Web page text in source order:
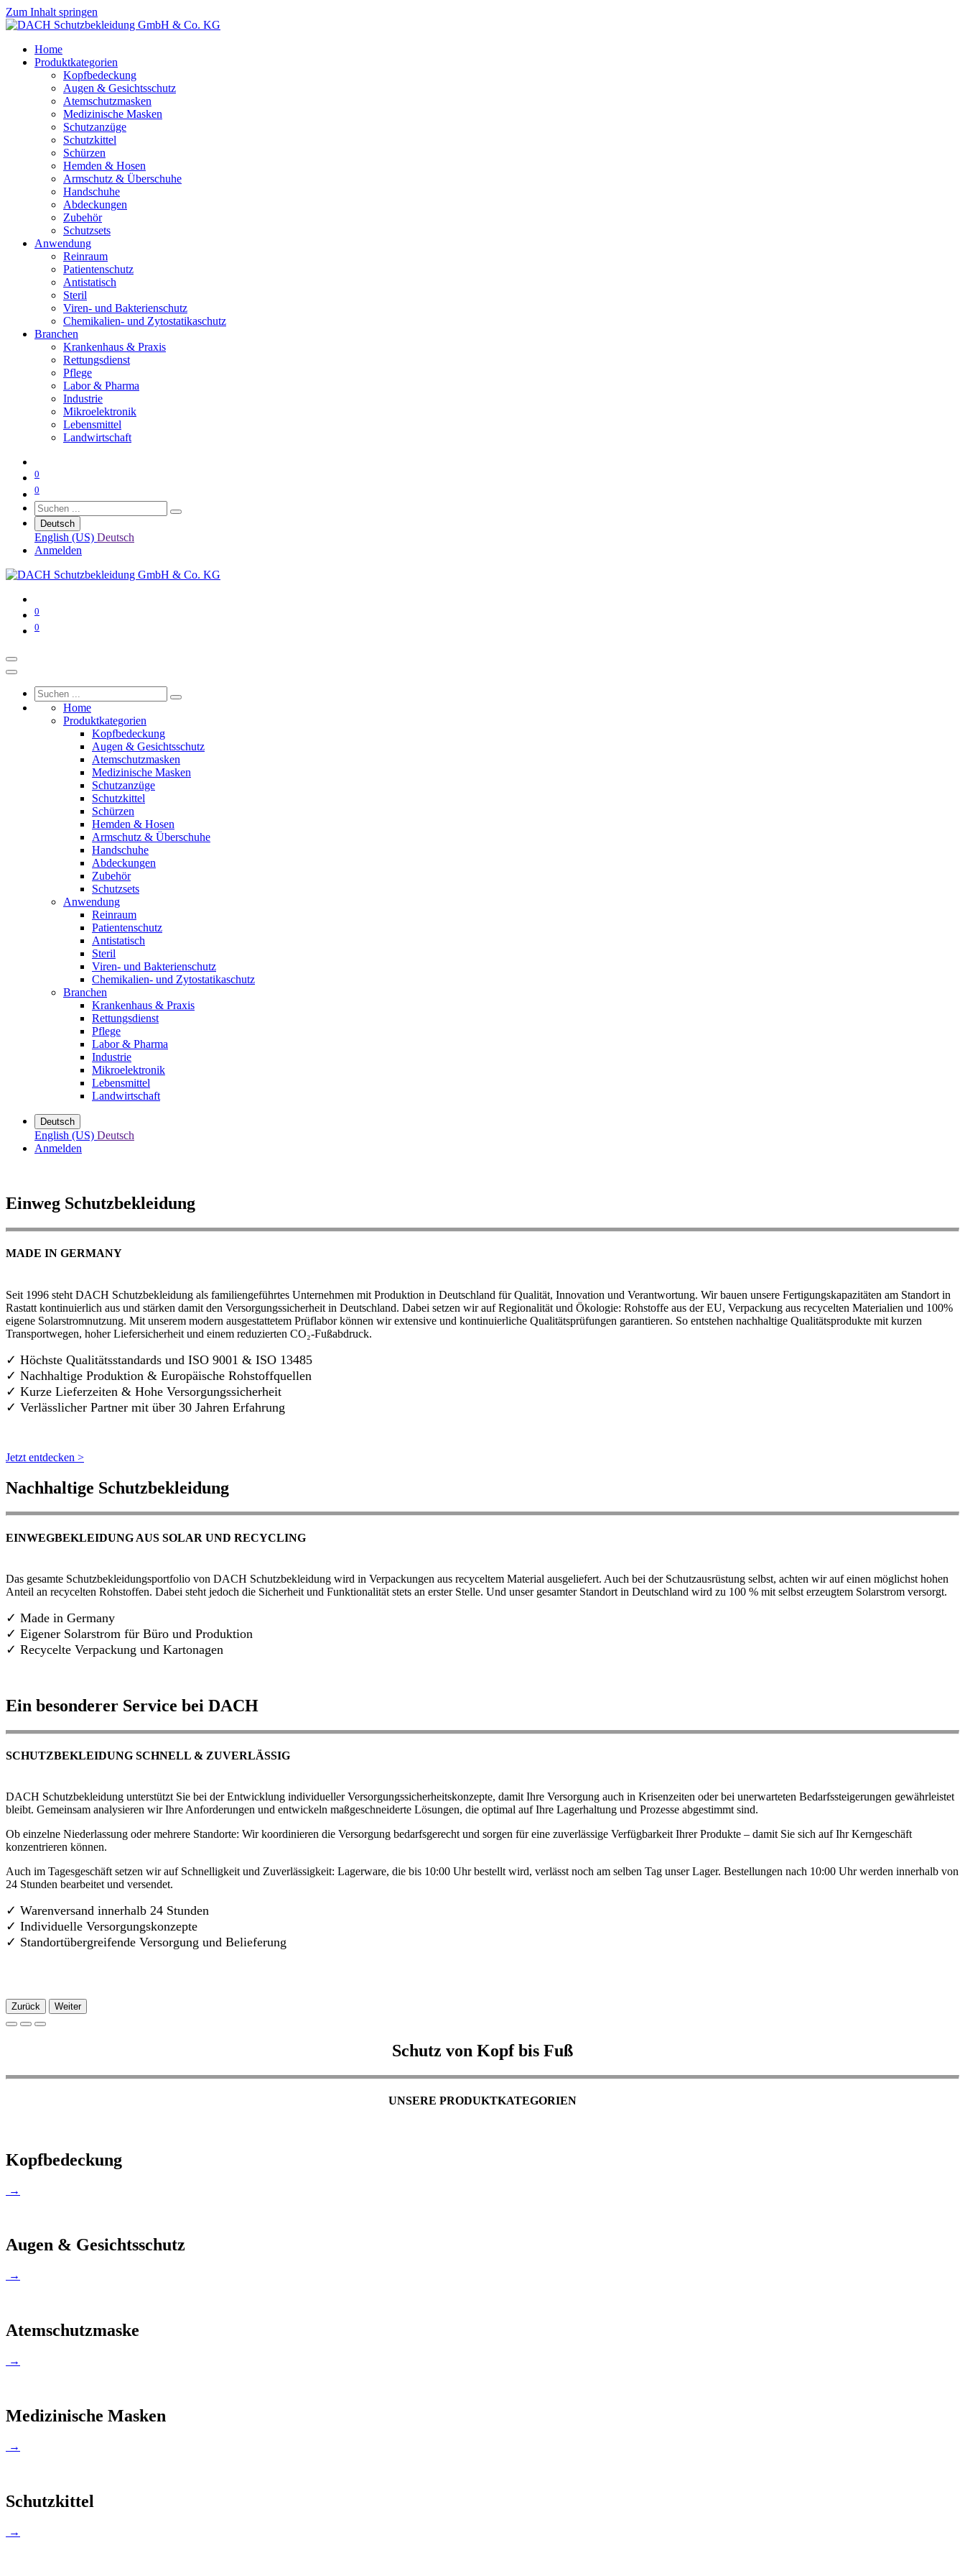
Zum Inhalt springen
Home
Produktkategorien
Kopfbedeckung
Augen & Gesichtsschutz
Atemschutzmasken
Medizinische Masken
Schutzanzüge
Schutzkittel
Schürzen
Hemden & Hosen
Armschutz & Überschuhe
Handschuhe
Abdeckungen
Zubehör
Schutzsets
Anwendung
Reinraum
Patientenschutz
Antistatisch
Steril
Viren- und Bakterienschutz
Chemikalien- und Zytostatikaschutz
Branchen
Krankenhaus & Praxis
Rettungsdienst
Pflege
Labor & Pharma
Industrie
Mikroelektronik
Lebensmittel
Landwirtschaft
0
0
Deutsch
English (US) Deutsch
Anmelden
0
0
Home
Produktkategorien
Kopfbedeckung
Augen & Gesichtsschutz
Atemschutzmasken
Medizinische Masken
Schutzanzüge
Schutzkittel
Schürzen
Hemden & Hosen
Armschutz & Überschuhe
Handschuhe
Abdeckungen
Zubehör
Schutzsets
Anwendung
Reinraum
Patientenschutz
Antistatisch
Steril
Viren- und Bakterienschutz
Chemikalien- und Zytostatikaschutz
Branchen
Krankenhaus & Praxis
Rettungsdienst
Pflege
Labor & Pharma
Industrie
Mikroelektronik
Lebensmittel
Landwirtschaft
Deutsch
English (US) Deutsch
Anmelden
Einweg Schutzbekleidung
MADE IN GERMANY
Seit 1996 steht DACH Schutzbekleidung als familiengeführtes Unternehmen mit Produktion in Deutschland für Qualität, Innovation und Verantwortung. Wir bauen unsere Fertigungskapazitäten am Standort in
Rastatt kontinuierlich aus und stärken damit den Versorgungssicherheit in Deutschland. Dabei setzen wir auf Regionalität und Ökologie: Rohstoffe aus der EU, Verpackung aus recycelten Materialien und 100%
eigene Solarstromnutzung. Mit unserem modern ausgestattetem Prüflabor können wir extensive und kontinuierliche Qualitätsprüfungen garantieren. So entstehen nachhaltige Qualitätsprodukte mit kurzen
Transportwegen, hoher Liefersicherheit und einem reduzierten CO₂-Fußabdruck.
✓ Höchste Qualitätsstandards und ISO 9001 & ISO 13485
✓ Nachhaltige Produktion & Europäische Rohstoffquellen
✓ Kurze Lieferzeiten & Hohe Versorgungssicherheit
✓ Verlässlicher Partner mit über 30 Jahren Erfahrung
Jetzt entdecken >
Nachhaltige Schutzbekleidung
EINWEGBEKLEIDUNG AUS SOLAR UND RECYCLING
Das gesamte Schutzbekleidungsportfolio von DACH Schutzbekleidung wird in Verpackungen aus recyceltem Material ausgeliefert. Auch bei der Schutzausrüstung selbst, achten wir auf einen möglichst hohen
Anteil an recycelten Rohstoffen. Dabei steht jedoch die Sicherheit und Funktionalität stets an erster Stelle. Und unser gesamter Standort in Deutschland wird zu 100 % mit selbst erzeugtem Solarstrom versorgt.
✓ Made in Germany
✓ Eigener Solarstrom für Büro und Produktion
✓ Recycelte Verpackung und Kartonagen
Ein besonderer Service bei DACH
SCHUTZBEKLEIDUNG SCHNELL & ZUVERLÄSSIG
DACH Schutzbekleidung unterstützt Sie bei der Entwicklung individueller Versorgungssicherheitskonzepte, damit Ihre Versorgung auch in Krisenzeiten oder bei unerwarteten Bedarfssteigerungen gewährleistet
bleibt. Gemeinsam analysieren wir Ihre Anforderungen und entwickeln maßgeschneiderte Lösungen, die optimal auf Ihre Lagerhaltung und Prozesse abgestimmt sind.
Ob einzelne Niederlassung oder mehrere Standorte: Wir koordinieren die Versorgung bedarfsgerecht und sorgen für eine zuverlässige Verfügbarkeit Ihrer Produkte – damit Sie sich auf Ihr Kerngeschäft
konzentrieren können.
Auch im Tagesgeschäft setzen wir auf Schnelligkeit und Zuverlässigkeit: Lagerware, die bis 10:00 Uhr bestellt wird, verlässt noch am selben Tag unser Lager. Bestellungen nach 10:00 Uhr werden innerhalb von
24 Stunden bearbeitet und versendet.
✓ Warenversand innerhalb 24 Stunden
✓ Individuelle Versorgungskonzepte
✓ Standortübergreifende Versorgung und Belieferung
Zurück Weiter
Schutz von Kopf bis Fuß
UNSERE PRODUKTKATEGORIEN
Kopfbedeckung
→
Augen & Gesichtsschutz
→
Atemschutzmaske
→
Medizinische Masken
→
Schutzkittel
→